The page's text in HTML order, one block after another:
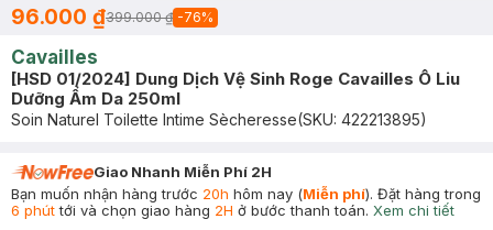
96.000 ₫399.000 ₫ -76%
Cavailles
[HSD 01/2024] Dung Dịch Vệ Sinh Roge Cavailles Ô Liu
Dưỡng Ẩm Da 250ml
Soin Naturel Toilette Intime Sècheresse(SKU: 422213895)
Giao Nhanh Miễn Phí 2H
Bạn muốn nhận hàng trước 20h hôm nay (Miễn phí). Đặt hàng trong
6 phúttới và chọn giao hàng 2H ở bước thanh toán. Xem chi tiết